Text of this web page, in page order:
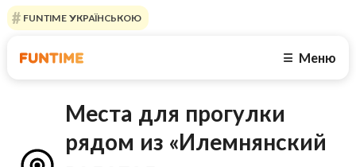
FUNTIME УКРАЇНСЬКОЮ
☰ Меню
Места для прогулки
рядом из «Илемнянский